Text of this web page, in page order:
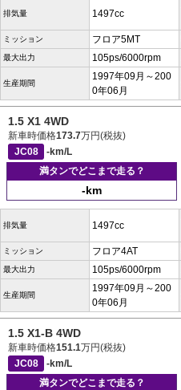
排気量 1497cc
ミッション フロア5MT
最大出力 105ps/6000rpm
生産期間
1997年09月～200
0年06月
1.5 X1 4WD
新車時価格173.7万円(税抜)
JC08
-km/L
満タンでどこまで走る？
-km
排気量 1497cc
ミッション フロア4AT
最大出力 105ps/6000rpm
生産期間
1997年09月～200
0年06月
1.5 X1-B 4WD
新車時価格151.1万円(税抜)
JC08
-km/L
満タンでどこまで走る？